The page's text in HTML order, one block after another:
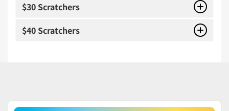
$30 Scratchers
$40 Scratchers